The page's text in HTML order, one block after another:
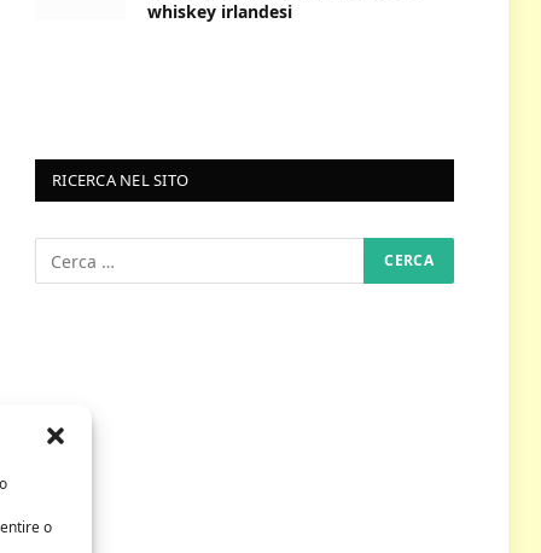
o
whiskey irlandesi
RICERCA NEL SITO